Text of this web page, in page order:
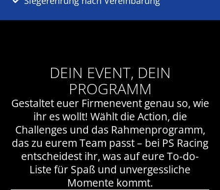
DEIN EVENT, DEIN
PROGRAMM
Gestaltet euer Firmenevent genau so, wie
ihr es wollt! Wählt die Action, die
Challenges und das Rahmenprogramm,
das zu eurem Team passt – bei PS Racing
entscheidest ihr, was auf eure To-do-
Liste für Spaß und unvergessliche
Momente kommt.